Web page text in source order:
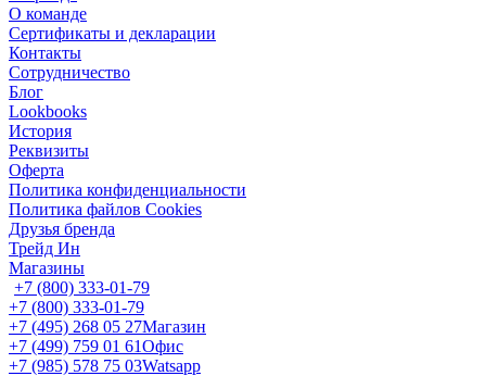
О команде
Сертификаты и декларации
Контакты
Сотрудничество
Блог
Lookbooks
История
Реквизиты
Оферта
Политика конфиденциальности
Политика файлов Cookies
Друзья бренда
Трейд Ин
Магазины
+7 (800) 333-01-79
+7 (800) 333-01-79
+7 (495) 268 05 27Магазин
+7 (499) 759 01 61Офис
+7 (985) 578 75 03Watsapp